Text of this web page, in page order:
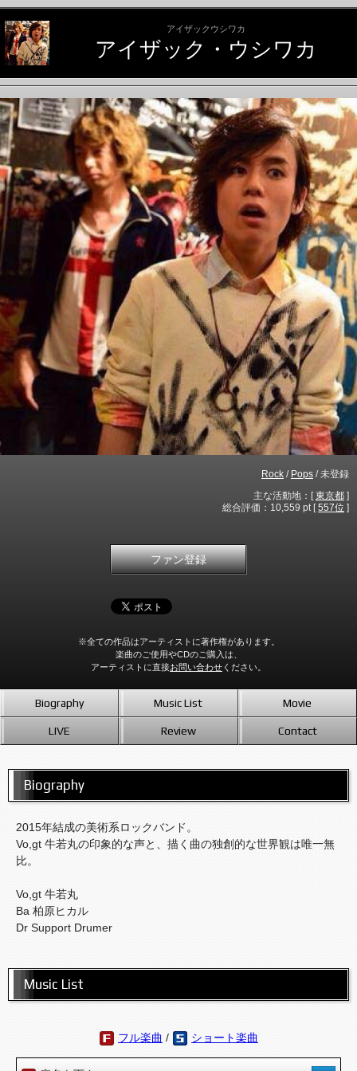
アイザックウシワカ
アイザック・ウシワカ
Rock / Pops / 未登録
主な活動地：[東京都 ]
総合評価：10,559 pt [557位 ]
ファン登録
※全ての作品はアーティストに著作権があります。
楽曲のご使用やCDのご購入は、
アーティストに直接お問い合わせ ください。
Biography Music List Movie
LIVE Review Contact
Biography
2015年結成の美術系ロックバンド。
Vo,gt 牛若丸の印象的な声と、描く曲の独創的な世界観は唯一無
比。
Vo,gt 牛若丸
Ba 柏原ヒカル
Dr Support Drumer
Music List
フル楽曲 / ショート楽曲